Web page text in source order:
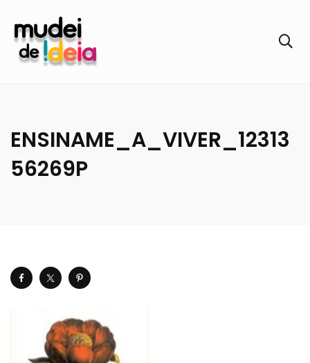
ENSINAME_A_VIVER_12313
56269P